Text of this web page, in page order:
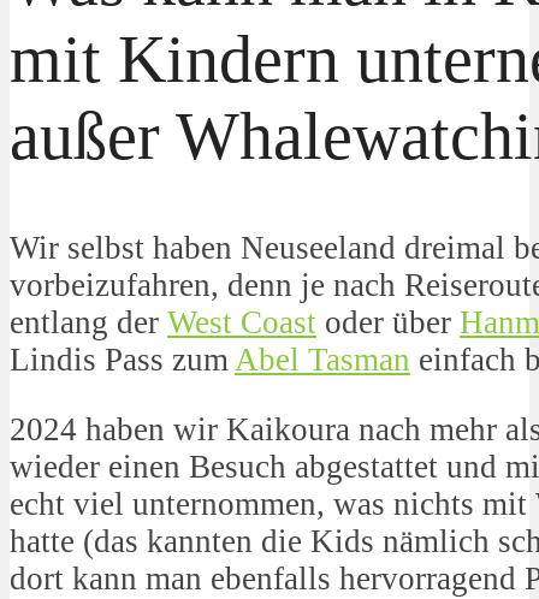
mit Kindern
außer
Wir selbst haben Neuseeland dreimal
vorbeizufahren, denn je nach
entlang der West Coast oder über
Lindis Pass zumAbel Tasman einfach
2024 haben wir Kaikoura nach mehr
wieder einen Besuch abgestattet und
echt viel unternommen, was nichts
hatte (das kannten die Kids nämlich
dort kann man ebenfalls hervorragend